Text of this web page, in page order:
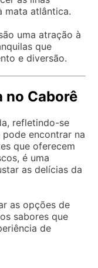
mata atlântica.
uma atração à
que
e diversão.
no Caborê
refletindo-se
encontrar na
que oferecem
é uma
as delícias da
as opções de
sabores que
de